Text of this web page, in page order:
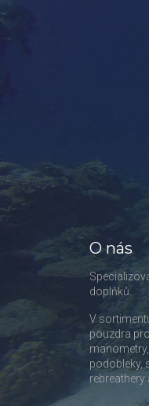
O nás
doplňků.
V
pouzdra
podobleky,